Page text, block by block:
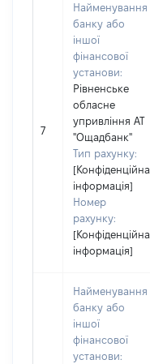
7
Найменування
банку або
іншої
фінансової
установи:
Рівненське
обласне
упривління АТ
"Ощадбанк"
Тип рахунку:
[Конфіденційна
інформація]
Номер
рахунку:
[Конфіденційна
інформація]
Найменування
банку або
іншої
фінансової
установи: